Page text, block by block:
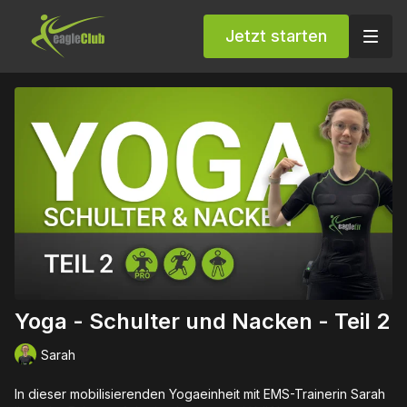
Jetzt starten
Yoga - Schulter und Nacken - Teil 2
Sarah
In dieser mobilisierenden Yogaeinheit mit EMS-Trainerin Sarah